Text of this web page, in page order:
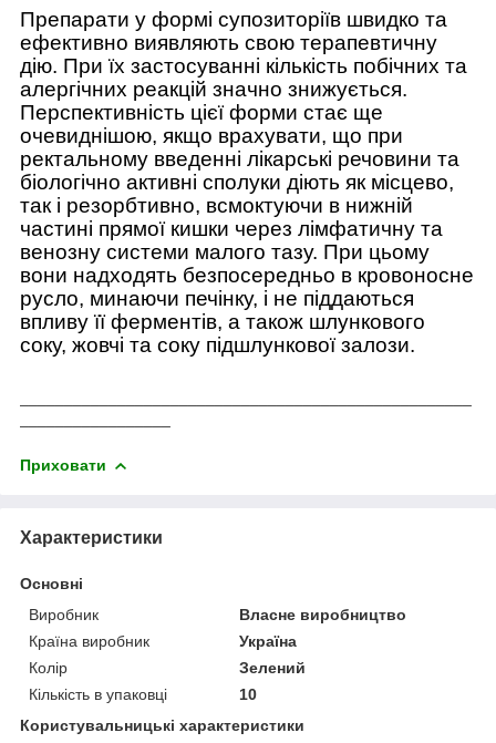
Препарати у формі супозиторіїв швидко та
ефективно виявляють свою терапевтичну
дію. При їх застосуванні кількість побічних та
алергічних реакцій значно знижується.
Перспективність цієї форми стає ще
очевиднішою, якщо врахувати, що при
ректальному введенні лікарські речовини та
біологічно активні сполуки діють як місцево,
так і резорбтивно, всмоктуючи в нижній
частині прямої кишки через лімфатичну та
венозну системи малого тазу. При цьому
вони надходять безпосередньо в кровоносне
русло, минаючи печінку, і не піддаються
впливу її ферментів, а також шлункового
соку, жовчі та соку підшлункової залози.
Приховати
Характеристики
Основні
Виробник
Власне виробництво
Країна виробник
Україна
Колір
Зелений
Кількість в упаковці
10
Користувальницькі характеристики